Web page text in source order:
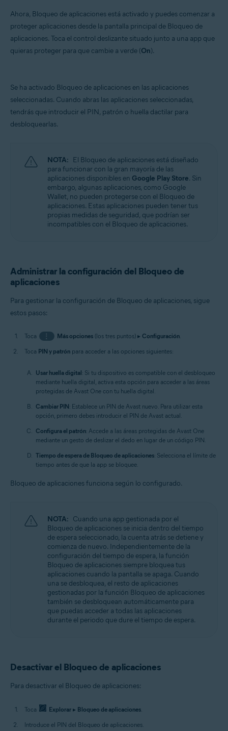
Ahora, Bloqueo de aplicaciones está activado y puedes comenzar a
proteger aplicaciones desde la pantalla principal de Bloqueo de
aplicaciones. Toca el control deslizante situado junto a una app que
quieras proteger para que cambie a verde (On).
Se ha activado Bloqueo de aplicaciones en las aplicaciones
seleccionadas. Cuando abras las aplicaciones seleccionadas,
tendrás que introducir el PIN, patrón o huella dactilar para
desbloquearlas.
NOTA: El Bloqueo de aplicaciones está diseñado
para funcionar con la gran mayoría de las
aplicaciones disponibles en Google Play Store. Sin
embargo, algunas aplicaciones, como Google
Wallet, no pueden protegerse con el Bloqueo de
aplicaciones. Estas aplicaciones pueden tener tus
propias medidas de seguridad, que podrían ser
incompatibles con el Bloqueo de aplicaciones.
Administrar la configuración del Bloqueo de
aplicaciones
Para gestionar la configuración de Bloqueo de aplicaciones, sigue
estos pasos:
Toca ⋮ Más opciones(los tres puntos) ▸ Configuración.
Toca PIN y patrón para acceder a las opciones siguientes:
Usar huella digital: Si tu dispositivo es compatible con el desbloqueo
mediante huella digital, activa esta opción para acceder a las áreas
protegidas de Avast One con tu huella digital.
Cambiar PIN: Establece un PIN de Avast nuevo. Para utilizar esta
opción, primero debes introducir el PIN de Avast actual.
Configura el patrón: Accede a las áreas protegidas de Avast One
mediante un gesto de deslizar el dedo en lugar de un código PIN.
Tiempo de espera de Bloqueo de aplicaciones: Selecciona el límite de
tiempo antes de que la app se bloquee.
Bloqueo de aplicaciones funciona según lo configurado.
NOTA: Cuando una app gestionada por el
Bloqueo de aplicaciones se inicia dentro del tiempo
de espera seleccionado, la cuenta atrás se detiene y
comienza de nuevo. Independientemente de la
configuración del tiempo de espera, la función
Bloqueo de aplicaciones siempre bloquea tus
aplicaciones cuando la pantalla se apaga. Cuando
una se desbloquea, el resto de aplicaciones
gestionadas por la función Bloqueo de aplicaciones
también se desbloquean automáticamente para
que puedas acceder a todas las aplicaciones
durante el periodo que dure el tiempo de espera.
Desactivar el Bloqueo de aplicaciones
Para desactivar el Bloqueo de aplicaciones:
Toca Explorar ▸ Bloqueo de aplicaciones.
Introduce el PIN del Bloqueo de aplicaciones.